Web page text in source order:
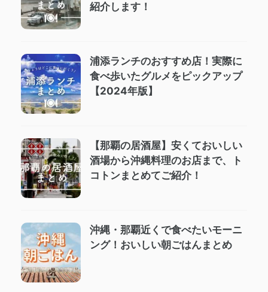
紹介します！
浦添ランチのおすすめ店！実際に
食べ歩いたグルメをピックアップ
【2024年版】
【那覇の居酒屋】安くておいしい
酒場から沖縄料理のお店まで、ト
コトンまとめてご紹介！
沖縄・那覇近くで食べたいモーニ
ング！おいしい朝ごはんまとめ